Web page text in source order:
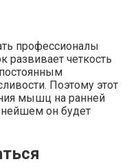
профессионалы
развивает четкость
Поэтому этот
мышц на ранней
он будет